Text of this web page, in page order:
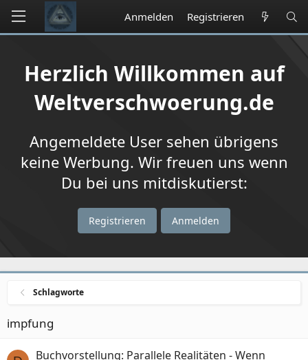
Anmelden Registrieren
Herzlich Willkommen auf
Weltverschwoerung.de
Angemeldete User sehen übrigens
keine Werbung. Wir freuen uns wenn
Du bei uns mitdiskutierst:
Registrieren Anmelden
Schlagworte
impfung
Buchvorstellung: Parallele Realitäten - Wenn